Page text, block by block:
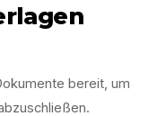
bereit, um